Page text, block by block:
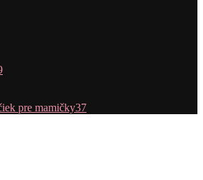
pre mamičky37